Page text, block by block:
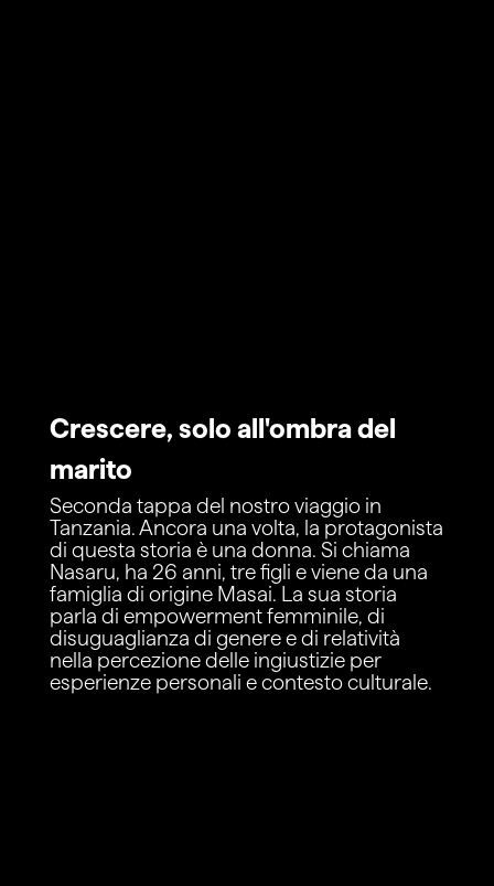
Crescere, solo all'ombra del
marito
Seconda tappa del nostro viaggio in
Tanzania. Ancora una volta, la protagonista
di questa storia è una donna. Si chiama
Nasaru, ha 26 anni, tre figli e viene da una
famiglia di origine Masai. La sua storia
parla di empowerment femminile, di
disuguaglianza di genere e di relatività
nella percezione delle ingiustizie per
esperienze personali e contesto culturale.